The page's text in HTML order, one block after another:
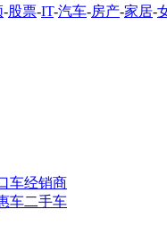
-股票-IT-汽车-房产-家居-
车经销商
车二手车